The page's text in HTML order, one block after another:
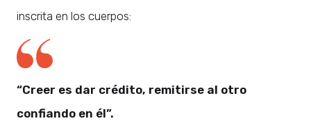
inscrita en los cuerpos:
“Creer es dar crédito, remitirse al otro
confiando en él”.